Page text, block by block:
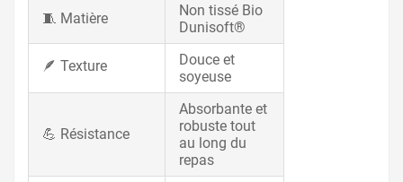
🧵 Matière
Non tissé Bio
Dunisoft®
🪶 Texture
Douce et
soyeuse
💪 Résistance
Absorbante et
robuste tout
au long du
repas